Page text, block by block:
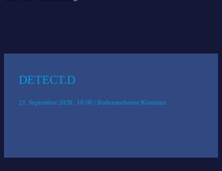
DETECT.D
21. September 2026 , 10:00 | Bodenseeforum Konstanz